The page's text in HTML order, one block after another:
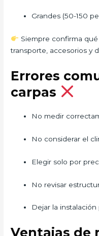
Grandes (50-150
Siempre confirma qué
transporte, accesorios y
Errores
carpas
No medir
No considerar el
Elegir solo por
No revisar
Dejar la
Ventajas de